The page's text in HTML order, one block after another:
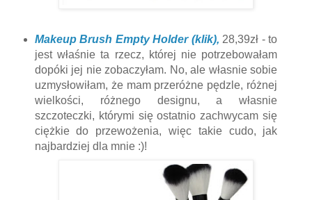
Makeup Brush Empty Holder (klik), 28,39zł - to
jest właśnie ta rzecz, której nie potrzebowałam
dopóki jej nie zobaczyłam. No, ale własnie sobie
uzmysłowiłam, że mam przeróżne pędzle, różnej
wielkości, różnego designu, a własnie
szczoteczki, którymi się ostatnio zachwycam się
ciężkie do przewożenia, więc takie cudo, jak
najbardziej dla mnie :)!